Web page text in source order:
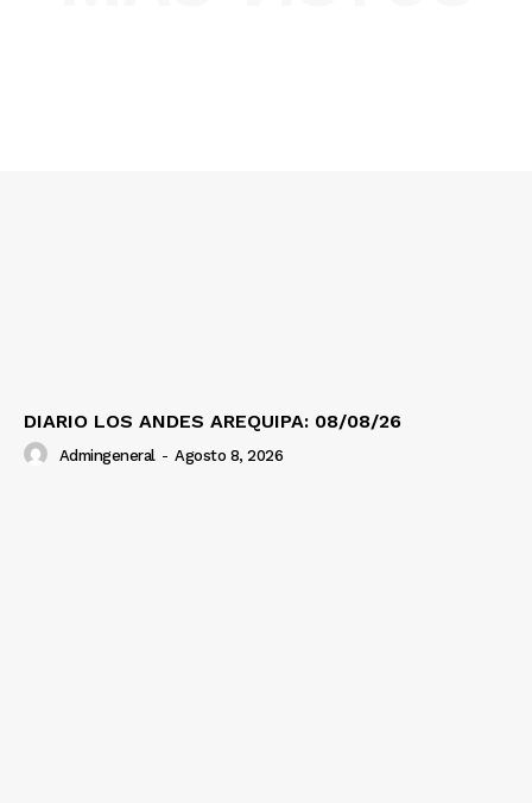
DIARIO LOS ANDES AREQUIPA: 08/08/26
Admingeneral - Agosto 8, 2026